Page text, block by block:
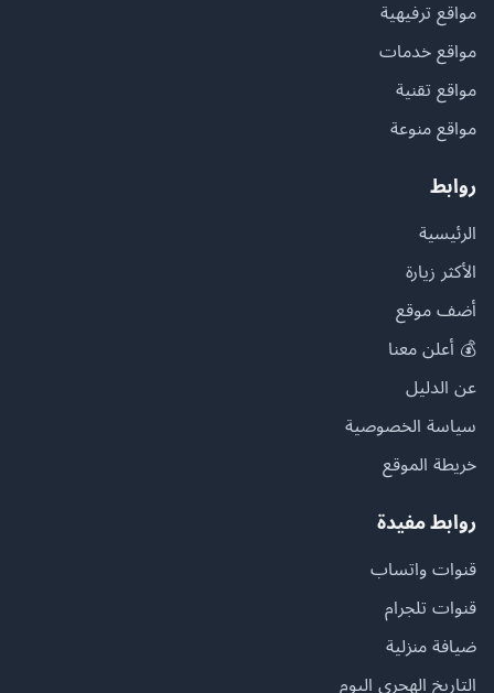
مواقع ترفيهية
مواقع خدمات
مواقع تقنية
مواقع منوعة
روابط
الرئيسية
الأكثر زيارة
أضف موقع
💰 أعلن معنا
عن الدليل
سياسة الخصوصية
خريطة الموقع
روابط مفيدة
قنوات واتساب
قنوات تلجرام
ضيافة منزلية
التاريخ الهجري اليوم